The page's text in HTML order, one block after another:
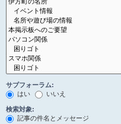
サブフォーラム:
はい
いいえ
検索対象:
記事の件名とメッセージ